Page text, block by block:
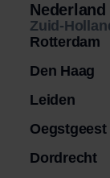
Nederland
Zuid-
Rotterdam
Den Haag
Leiden
Oegstgeest
Dordrecht